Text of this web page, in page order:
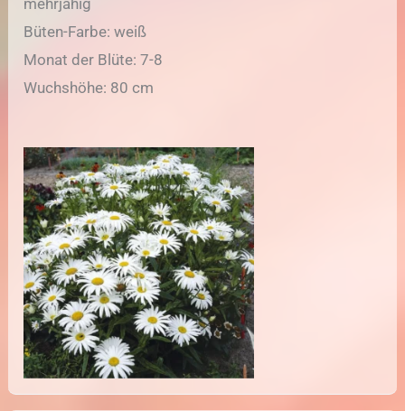
Büten-Farbe: weiß
Monat der Blüte: 7-8
Wuchshöhe: 80 cm